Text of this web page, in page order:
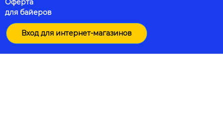
Оферта
для байеров
Вход для интернет-магазинов